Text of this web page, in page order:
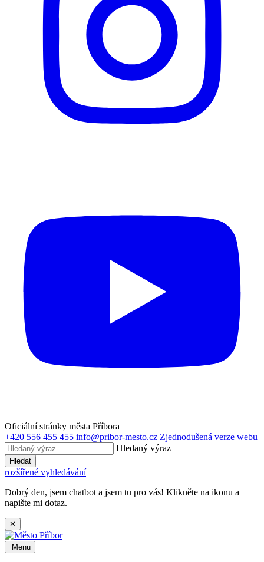
Oficiální stránky města Příbora
+420 556 455 455 info@pribor-mesto.cz Zjednodušená verze webu
Hledaný výraz
Hledat
rozšířené vyhledávání
Dobrý den, jsem chatbot a jsem tu pro vás! Klikněte na ikonu a
napište mi dotaz.
✕
Menu